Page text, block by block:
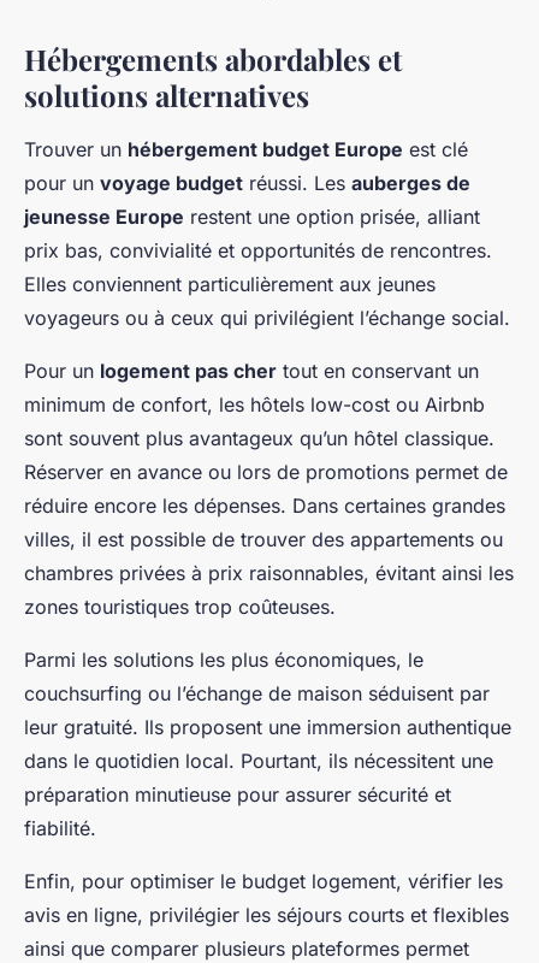
Hébergements abordables et
solutions alternatives
Trouver un hébergement budget Europe est clé
pour un voyage budget réussi. Les auberges de
jeunesse Europe restent une option prisée, alliant
prix bas, convivialité et opportunités de rencontres.
Elles conviennent particulièrement aux jeunes
voyageurs ou à ceux qui privilégient l’échange social.
Pour un logement pas cher tout en conservant un
minimum de confort, les hôtels low-cost ou Airbnb
sont souvent plus avantageux qu’un hôtel classique.
Réserver en avance ou lors de promotions permet de
réduire encore les dépenses. Dans certaines grandes
villes, il est possible de trouver des appartements ou
chambres privées à prix raisonnables, évitant ainsi les
zones touristiques trop coûteuses.
Parmi les solutions les plus économiques, le
couchsurfing ou l’échange de maison séduisent par
leur gratuité. Ils proposent une immersion authentique
dans le quotidien local. Pourtant, ils nécessitent une
préparation minutieuse pour assurer sécurité et
fiabilité.
Enfin, pour optimiser le budget logement, vérifier les
avis en ligne, privilégier les séjours courts et flexibles
ainsi que comparer plusieurs plateformes permet